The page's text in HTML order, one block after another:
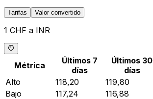
Tarifas Valor convertido
1 CHF a INR
Métrica
Últimos 7
días
Últimos 30
días
Alto
118,20 119,80
Bajo
117,24 116,88